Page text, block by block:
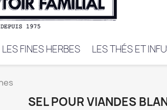
LES FINES HERBES LES THÉS ET
SEL POUR VIANDES